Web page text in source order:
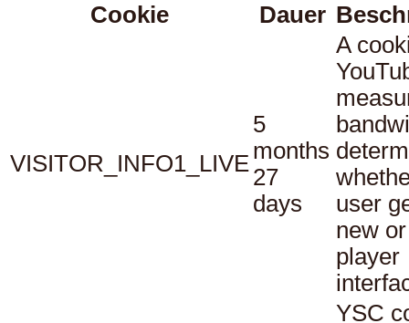
Cookie
Dauer
VISITOR_INFO1_LIVE
5
months
27
days
A
user
new
player
YSC